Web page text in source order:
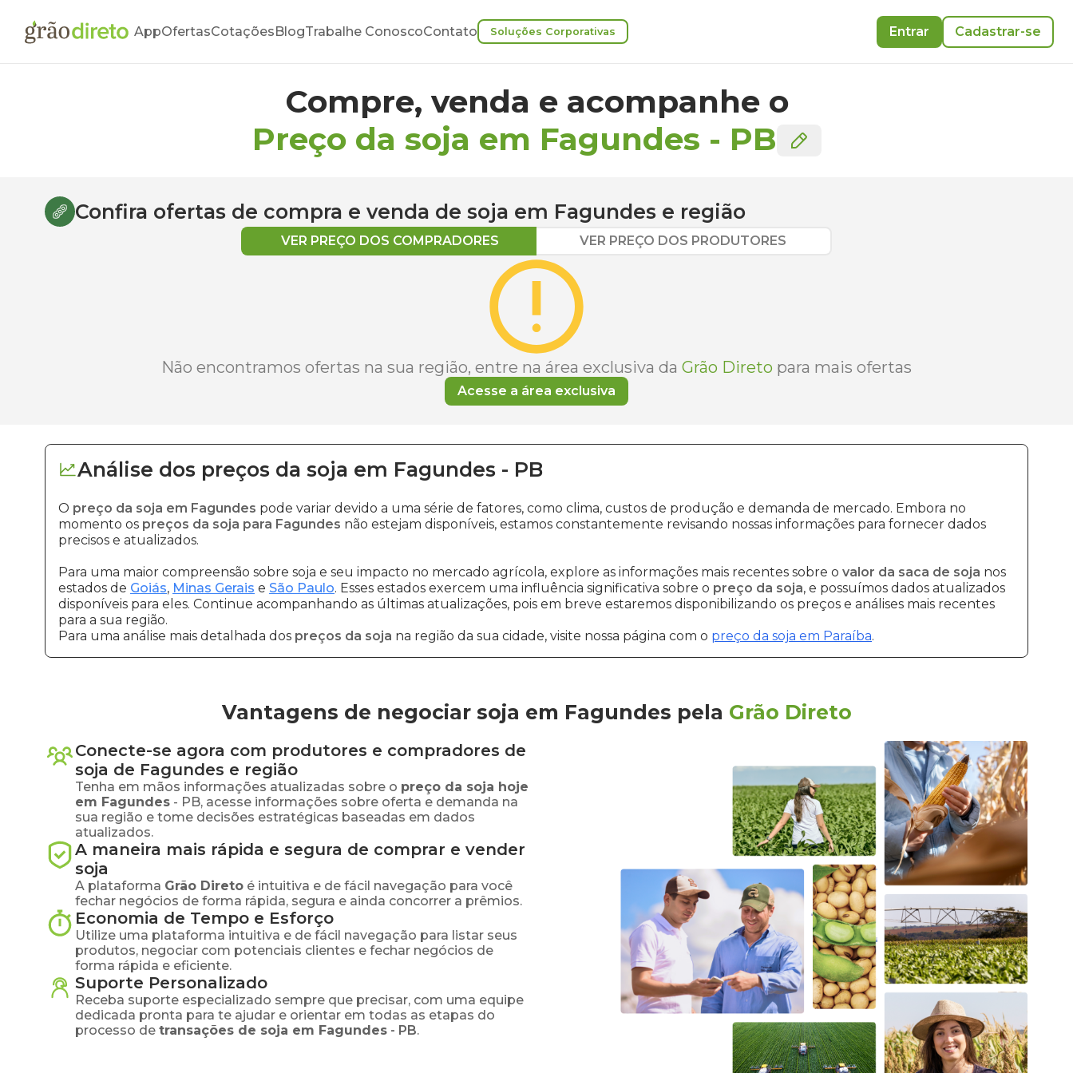
AppOfertasCotaçõesBlogTrabalhe ConoscoContato Soluções Corporativas Entrar Cadastrar-se
Compre, venda e acompanhe o
Preço da soja em Fagundes - PB
Confira ofertas de compra e venda de soja em Fagundes e região
VER PREÇO DOS COMPRADORES VER PREÇO DOS PRODUTORES
Não encontramos ofertas na sua região, entre na área exclusiva da Grão Direto para mais ofertas
Acesse a área exclusiva
Análise dos preços da soja em Fagundes - PB
O preço da soja em Fagundes pode variar devido a uma série de fatores, como clima, custos de produção e demanda de mercado. Embora no
momento os preços da soja para Fagundes não estejam disponíveis, estamos constantemente revisando nossas informações para fornecer dados
precisos e atualizados.
Para uma maior compreensão sobre soja e seu impacto no mercado agrícola, explore as informações mais recentes sobre o valor da saca de soja nos
estados de Goiás, Minas Gerais e São Paulo. Esses estados exercem uma influência significativa sobre o preço da soja, e possuímos dados atualizados
disponíveis para eles. Continue acompanhando as últimas atualizações, pois em breve estaremos disponibilizando os preços e análises mais recentes
para a sua região.
Para uma análise mais detalhada dos preços da soja na região da sua cidade, visite nossa página com o preço da soja em Paraíba.
Vantagens de negociar soja em Fagundes pela Grão Direto
Conecte-se agora com produtores e compradores de
soja de Fagundes e região
Tenha em mãos informações atualizadas sobre o preço da soja hoje
em Fagundes - PB, acesse informações sobre oferta e demanda na
sua região e tome decisões estratégicas baseadas em dados
atualizados.
A maneira mais rápida e segura de comprar e vender
soja
A plataforma Grão Direto é intuitiva e de fácil navegação para você
fechar negócios de forma rápida, segura e ainda concorrer a prêmios.
Economia de Tempo e Esforço
Utilize uma plataforma intuitiva e de fácil navegação para listar seus
produtos, negociar com potenciais clientes e fechar negócios de
forma rápida e eficiente.
Suporte Personalizado
Receba suporte especializado sempre que precisar, com uma equipe
dedicada pronta para te ajudar e orientar em todas as etapas do
processo de transações de soja em Fagundes - PB.